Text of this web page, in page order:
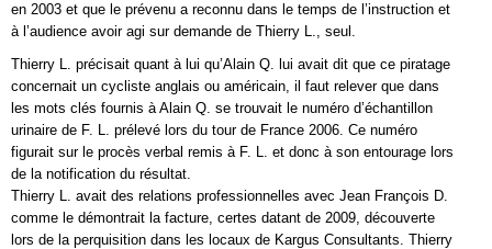
en 2003 et que le prévenu a reconnu dans le temps de l’instruction et
à l’audience avoir agi sur demande de Thierry L., seul.
Thierry L. précisait quant à lui qu’Alain Q. lui avait dit que ce piratage
concernait un cycliste anglais ou américain, il faut relever que dans
les mots clés fournis à Alain Q. se trouvait le numéro d’échantillon
urinaire de F. L. prélevé lors du tour de France 2006. Ce numéro
figurait sur le procès verbal remis à F. L. et donc à son entourage lors
de la notification du résultat.
Thierry L. avait des relations professionnelles avec Jean François D.
comme le démontrait la facture, certes datant de 2009, découverte
lors de la perquisition dans les locaux de Kargus Consultants. Thierry